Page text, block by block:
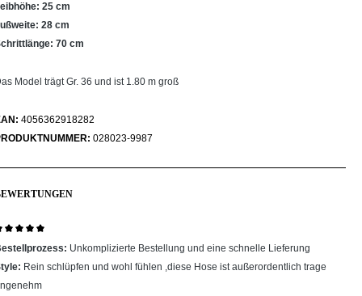
25 cm
28 cm
70 cm
Model trägt Gr. 36 und ist 1.80 m groß
4056362918282
028023-9987
mit 5 von 5 Sternen
Unkomplizierte Bestellung und eine schnelle Lieferung
Rein schlüpfen und wohl fühlen ,diese Hose ist außerordentlich trage